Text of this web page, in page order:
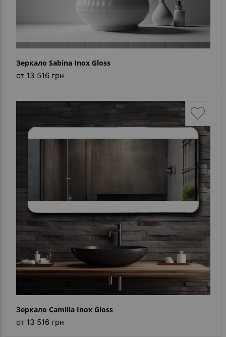
Зеркало Sabina Inox Gloss
от 13 516 грн
Зеркало Camilla Inox Gloss
от 13 516 грн